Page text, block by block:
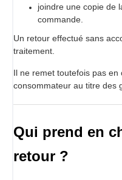
joindre une copie de
commande.
Un retour effectué sans
traitement.
Il ne remet toutefois pas
consommateur au titre des
Qui prend en
retour ?